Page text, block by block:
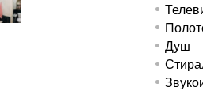
Душ